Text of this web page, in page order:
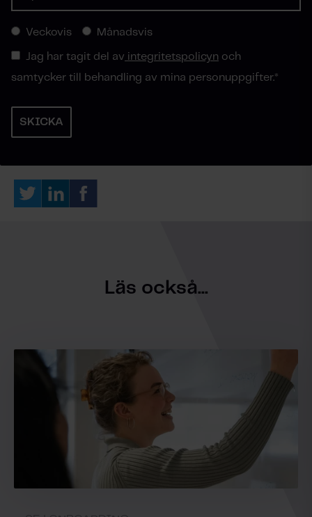
Veckovis Månadsvis
Jag har tagit del av integritetspolicyn och
samtycker till behandling av mina personuppgifter.*
Läs också...